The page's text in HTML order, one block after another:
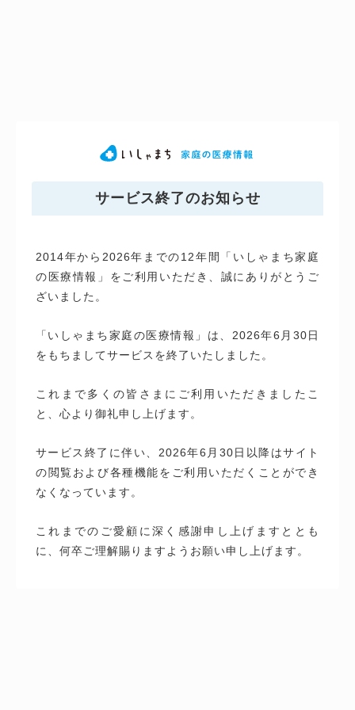
サービス終了のお知らせ
2014年から2026年までの12年間「いしゃまち家庭
の医療情報」をご利用いただき、誠にありがとうご
ざいました。
「いしゃまち家庭の医療情報」は、2026年6月30日
をもちましてサービスを終了いたしました。
これまで多くの皆さまにご利用いただきましたこ
と、心より御礼申し上げます。
サービス終了に伴い、2026年6月30日以降はサイト
の閲覧および各種機能をご利用いただくことができ
なくなっています。
これまでのご愛顧に深く感謝申し上げますととも
に、何卒ご理解賜りますようお願い申し上げます。